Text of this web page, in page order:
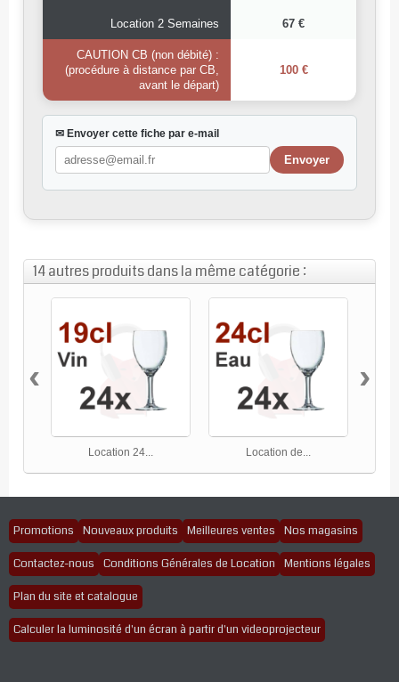
Location 2 Semaines 67 €
CAUTION CB (non débité) :
(procédure à distance par CB,
avant le départ)
100 €
✉ Envoyer cette fiche par e-mail
14 autres produits dans la même catégorie :
Location 24... Location de...
‹ ›
Promotions Nouveaux produits Meilleures ventes Nos magasins
Contactez-nous Conditions Générales de Location Mentions légales
Plan du site et catalogue
Calculer la luminosité d'un écran à partir d'un videoprojecteur